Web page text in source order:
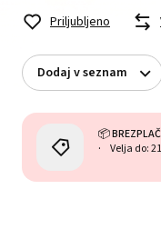
Priljubljeno
Dodaj v seznam
📦
Velja do: